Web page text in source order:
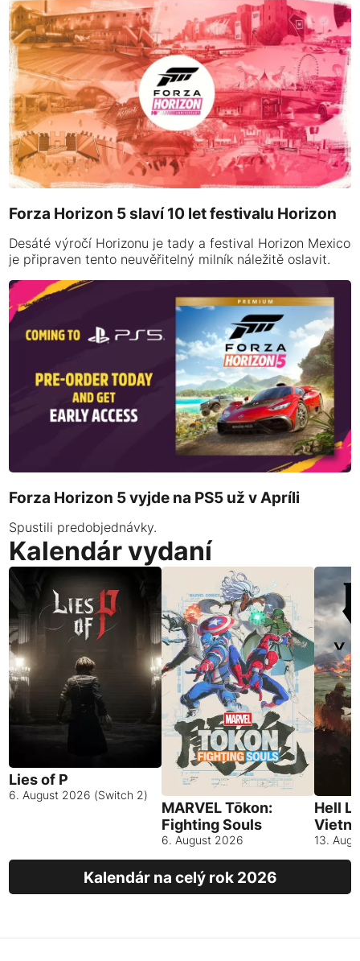
Forza Horizon 5 slaví 10 let festivalu Horizon
Desáté výročí Horizonu je tady a festival Horizon Mexico
je připraven tento neuvěřitelný milník náležitě oslavit.
Forza Horizon 5 vyjde na PS5 už v Apríli
Spustili predobjednávky.
Kalendár vydaní
Lies of P
6. August 2026 (Switch 2)
MARVEL Tōkon:
Fighting Souls
6. August 2026
Hell
13.
Kalendár na celý rok 2026